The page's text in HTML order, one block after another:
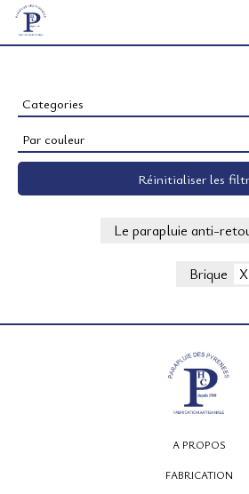
Categories
Par couleur
Réinitialiser les
Le parapluie anti-
Brique
A PROPOS
FABRICATION
ACCESSOIRES
LA MAISON